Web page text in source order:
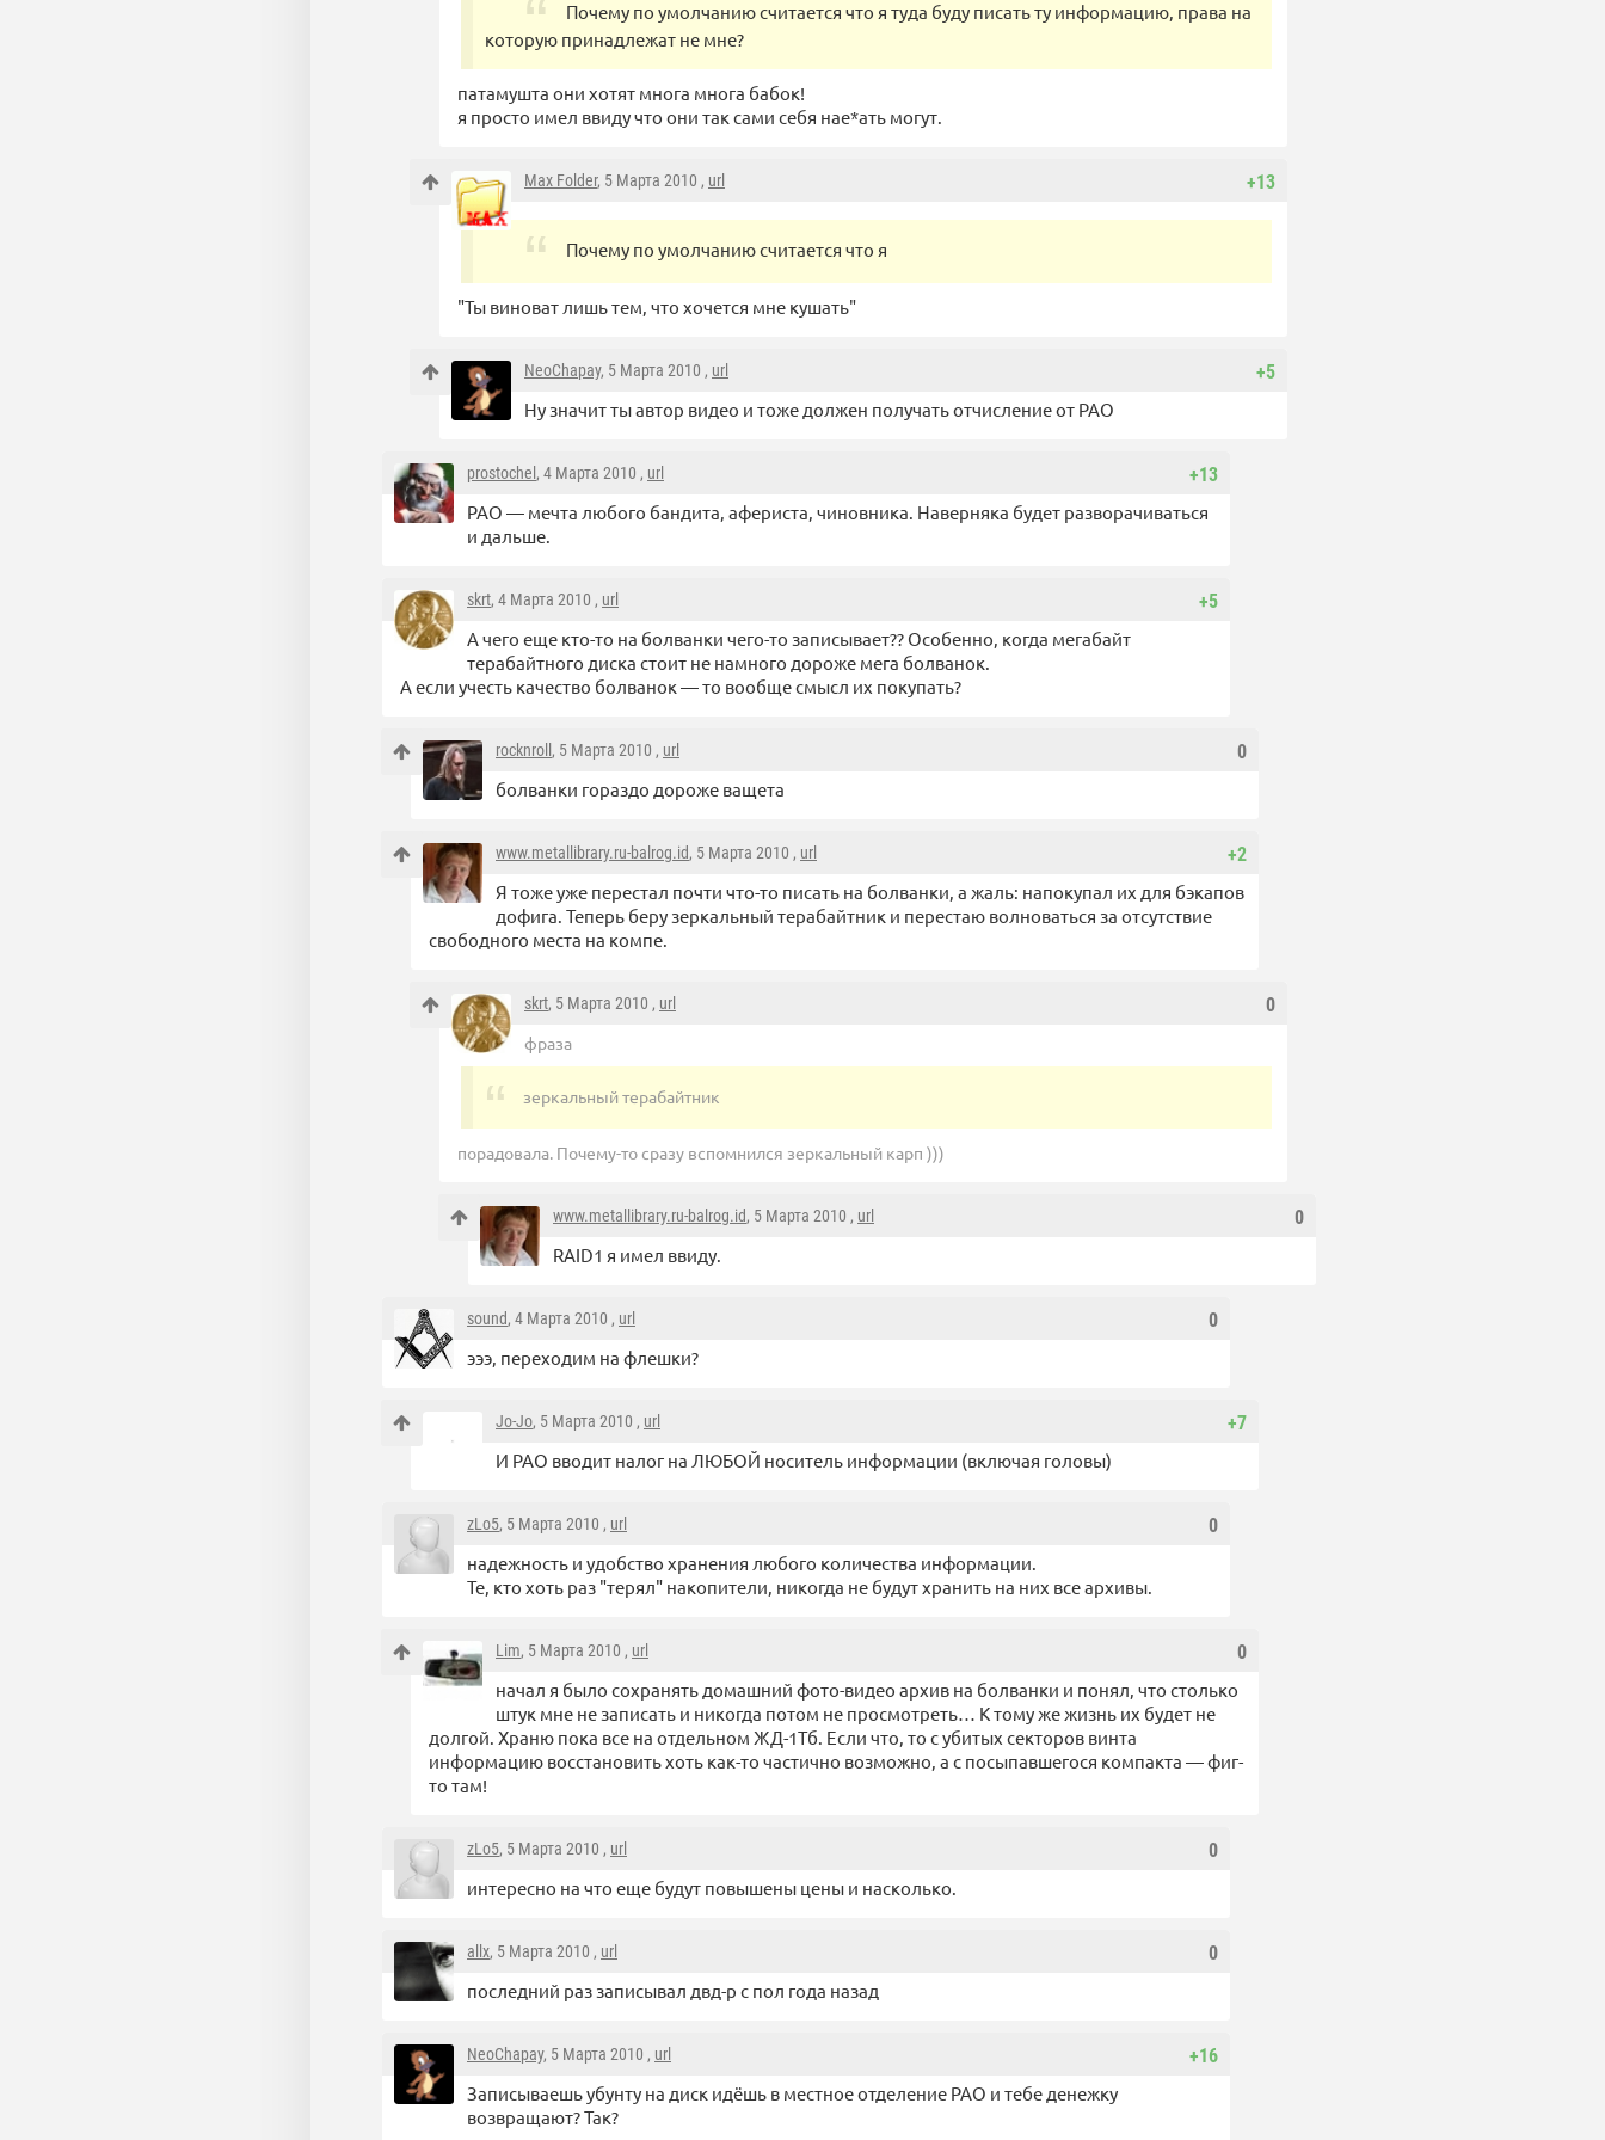
Почему по умолчанию считается что я туда буду писать ту информацию, права на
которую принадлежат не мне?
патамушта они хотят многа многа бабок!
я просто имел ввиду что они так сами себя нае*ать могут.
+13
Max Folder, 5 Марта 2010 , url
Почему по умолчанию считается что я
"Ты виноват лишь тем, что хочется мне кушать"
+5
NeoChapay, 5 Марта 2010 , url
Ну значит ты автор видео и тоже должен получать отчисление от РАО
+13
prostochel , 4 Марта 2010 , url
РАО — мечта любого бандита, афериста, чиновника. Наверняка будет разворачиваться
и дальше.
+5
skrt, 4 Марта 2010 , url
А чего еще кто-то на болванки чего-то записывает?? Особенно, когда мегабайт
терабайтного диска стоит не намного дороже мега болванок.
А если учесть качество болванок — то вообще смысл их покупать?
0
rocknroll , 5 Марта 2010 , url
болванки гораздо дороже ващета
+2
www.metallibrary.ru-balrog.id, 5 Марта 2010 , url
Я тоже уже перестал почти что-то писать на болванки, а жаль: напокупал их для бэкапов
дофига. Теперь беру зеркальный терабайтник и перестаю волноваться за отсутствие
свободного места на компе.
0
skrt, 5 Марта 2010 , url
фраза
зеркальный терабайтник
порадовала. Почему-то сразу вспомнился зеркальный карп )))
0
www.metallibrary.ru-balrog.id, 5 Марта 2010 , url
RAID1 я имел ввиду.
0
sound, 4 Марта 2010 , url
эээ, переходим на флешки?
+7
Jo-Jo, 5 Марта 2010 , url
И РАО вводит налог на ЛЮБОЙ носитель информации (включая головы)
0
zLo5, 5 Марта 2010 , url
надежность и удобство хранения любого количества информации.
Те, кто хоть раз "терял" накопители, никогда не будут хранить на них все архивы.
0
Lim, 5 Марта 2010 , url
начал я было сохранять домашний фото-видео архив на болванки и понял, что столько
штук мне не записать и никогда потом не просмотреть… К тому же жизнь их будет не
долгой. Храню пока все на отдельном ЖД-1Тб. Если что, то с убитых секторов винта
информацию восстановить хоть как-то частично возможно, а с посыпавшегося компакта — фиг-
то там!
0
zLo5, 5 Марта 2010 , url
интересно на что еще будут повышены цены и насколько.
0
allx, 5 Марта 2010 , url
последний раз записывал двд-р с пол года назад
+16
NeoChapay, 5 Марта 2010 , url
Записываешь убунту на диск идёшь в местное отделение РАО и тебе денежку
возвращают? Так?